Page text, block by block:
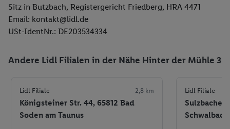
Sitz in Butzbach, Registergericht Friedberg, HRA 4471
Email: kontakt@lidl.de
USt-IdentNr.: DE203534334
Andere Lidl Filialen in der Nähe Hinter der Mühle 3
Lidl Filiale 2,8 km
Königsteiner Str. 44, 65812 Bad
Soden am Taunus
Lidl Filiale
Sulzbacher